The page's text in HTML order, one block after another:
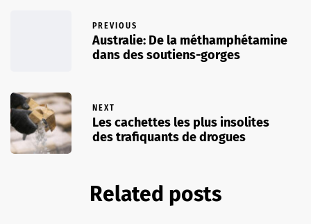
PREVIOUS
Australie: De la méthamphétamine
dans des soutiens-gorges
NEXT
Les cachettes les plus insolites
des trafiquants de drogues
Related posts